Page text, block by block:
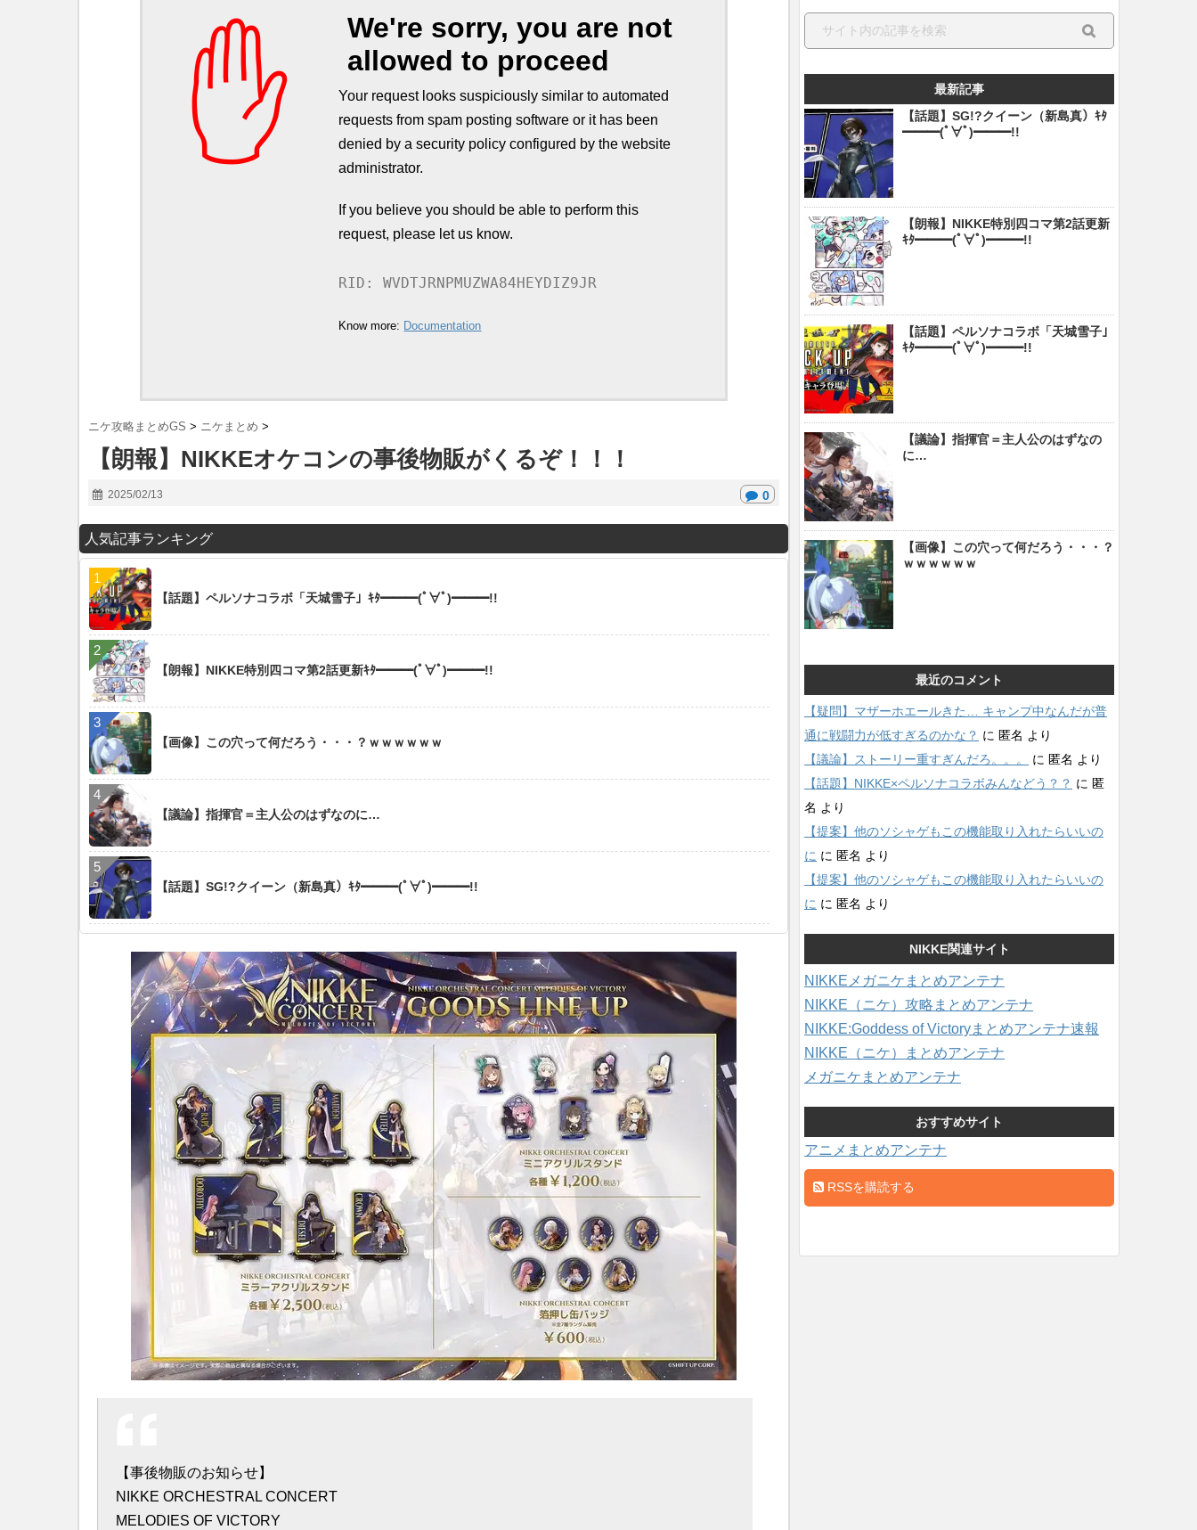
✋
We're sorry, you are not
allowed to proceed
Your request looks suspiciously similar to automated
requests from spam posting software or it has been
denied by a security policy configured by the website
administrator.
If you believe you should be able to perform this
request, please let us know.
RID: WVDTJRNPMUZWA84HEYDIZ9JR
Know more: Documentation
ニケ攻略まとめGS > ニケまとめ >
【朗報】NIKKEオケコンの事後物販がくるぞ！！！
2025/02/13 0
人気記事ランキング
【話題】ペルソナコラボ「天城雪子」ｷﾀ━━━(ﾟ∀ﾟ)━━━!!
【朗報】NIKKE特別四コマ第2話更新ｷﾀ━━━(ﾟ∀ﾟ)━━━!!
【画像】この穴って何だろう・・・？ｗｗｗｗｗｗ
【議論】指揮官＝主人公のはずなのに…
【話題】SG!?クイーン（新島真）ｷﾀ━━━(ﾟ∀ﾟ)━━━!!
【事後物販のお知らせ】
NIKKE ORCHESTRAL CONCERT
MELODIES OF VICTORY
最新記事
【話題】SG!?クイーン（新島真）ｷﾀ
━━━(ﾟ∀ﾟ)━━━!!
【朗報】NIKKE特別四コマ第2話更新
ｷﾀ━━━(ﾟ∀ﾟ)━━━!!
【話題】ペルソナコラボ「天城雪子」
ｷﾀ━━━(ﾟ∀ﾟ)━━━!!
【議論】指揮官＝主人公のはずなの
に…
【画像】この穴って何だろう・・・？
ｗｗｗｗｗｗ
最近のコメント
【疑問】マザーホエールきた… キャンプ中なんだが普
通に戦闘力が低すぎるのかな？ に 匿名 より
【議論】ストーリー重すぎんだろ。。。
に 匿名 より
【話題】NIKKE×ペルソナコラボみんなどう？？ に 匿
名 より
【提案】他のソシャゲもこの機能取り入れたらいいの
に に 匿名 より
【提案】他のソシャゲもこの機能取り入れたらいいの
に に 匿名 より
NIKKE関連サイト
NIKKEメガニケまとめアンテナ
NIKKE（ニケ）攻略まとめアンテナ
NIKKE:Goddess of Victoryまとめアンテナ速報
NIKKE（ニケ）まとめアンテナ
メガニケまとめアンテナ
おすすめサイト
アニメまとめアンテナ
RSSを購読する